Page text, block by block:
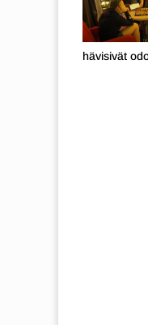
hävisivät